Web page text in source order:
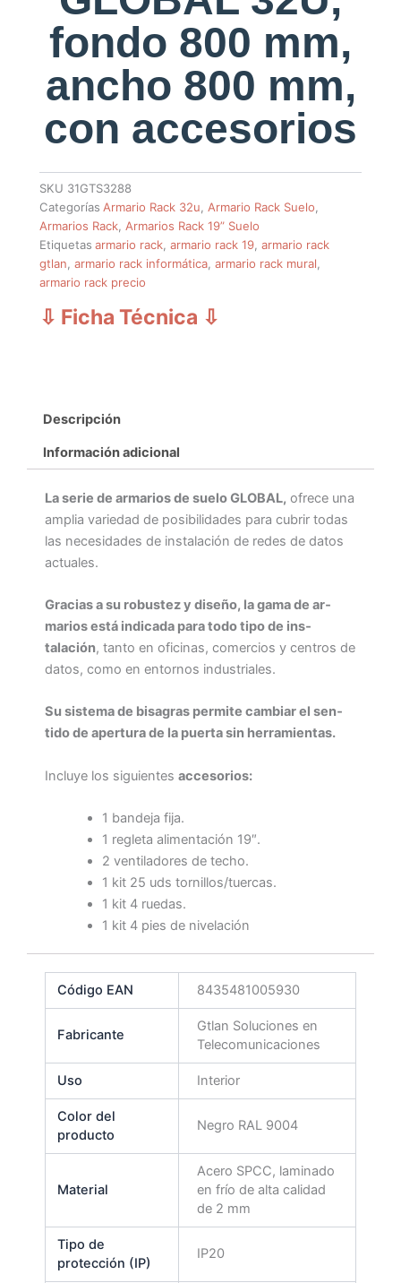
fondo 800 mm,
ancho 800 mm,
con accesorios
SKU 31GTS3288
Categorías Armario Rack 32u Armario Rack Suelo
Armarios Rack Armarios Rack 19” Suelo
Etiquetas armario rack ,armario rack 19 ,armario rack
gtlan ,armario rack informática ,armario rack mural
armario rack precio
⇩ Ficha Técnica ⇩
Descripción
Información adicional
La serie de armarios de suelo GLOBAL, ofrece una
amplia variedad de posibilidades para cubrir todas
las ne­cesidades de instalación de redes de datos
actuales.
Gracias a su robustez y diseño, la gama de ar­
marios está indicada para todo tipo de ins­
talación, tanto en oficinas, comercios y cen­tros de
datos, como en entornos industriales.
Su sistema de bisagras permite cambiar el sen­
tido de apertura de la puerta sin herramientas.
Incluye los siguientes accesorios:
1 bandeja fija.
1 regleta alimentación 19″.
2 ventiladores de techo.
1 kit 25 uds tornillos/tuercas.
1 kit 4 ruedas.
1 kit 4 pies de nivelación
Código EAN 8435481005930
Fabricante
Gtlan Soluciones en
Telecomunicaciones
Uso Interior
Color del
producto
Negro RAL 9004
Material
Acero SPCC, laminado
en frío de alta calidad
de 2 mm
Tipo de
protección (IP)
IP20